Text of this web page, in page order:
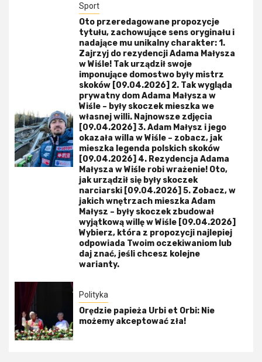
Sport
Oto przeredagowane propozycje
tytułu, zachowujące sens oryginału i
nadające mu unikalny charakter: 1.
Zajrzyj do rezydencji Adama Małysza
w Wiśle! Tak urządził swoje
imponujące domostwo były mistrz
skoków [09.04.2026] 2. Tak wygląda
prywatny dom Adama Małysza w
Wiśle – były skoczek mieszka we
własnej willi. Najnowsze zdjęcia
[09.04.2026] 3. Adam Małysz i jego
okazała willa w Wiśle – zobacz, jak
mieszka legenda polskich skoków
[09.04.2026] 4. Rezydencja Adama
Małysza w Wiśle robi wrażenie! Oto,
jak urządził się były skoczek
narciarski [09.04.2026] 5. Zobacz, w
jakich wnętrzach mieszka Adam
Małysz – były skoczek zbudował
wyjątkową willę w Wiśle [09.04.2026]
Wybierz, która z propozycji najlepiej
odpowiada Twoim oczekiwaniom lub
daj znać, jeśli chcesz kolejne
warianty.
Polityka
Orędzie papieża Urbi et Orbi: Nie
możemy akceptować zła!